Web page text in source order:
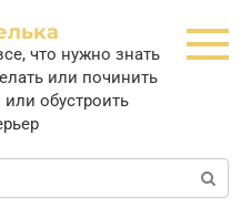
что нужно знать
или починить
обустроить